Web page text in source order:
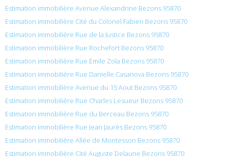
Estimation immobilière Avenue Alexandrine Bezons 95870
Estimation immobilière Cité du Colonel Fabien Bezons 95870
Estimation immobilière Rue de la Justice Bezons 95870
Estimation immobilière Rue Rochefort Bezons 95870
Estimation immobilière Rue Émile Zola Bezons 95870
Estimation immobilière Rue Danielle Casanova Bezons 95870
Estimation immobilière Avenue du 15 Aout Bezons 95870
Estimation immobilière Rue Charles Lesueur Bezons 95870
Estimation immobilière Rue du Berceau Bezons 95870
Estimation immobilière Rue Jean Jaurès Bezons 95870
Estimation immobilière Allée de Montesson Bezons 95870
Estimation immobilière Cité Auguste Delaune Bezons 95870